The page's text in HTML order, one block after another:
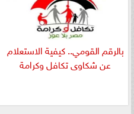
بالرقم القومي.. كيفية الاستعلام
عن شكاوى تكافل وكرامة